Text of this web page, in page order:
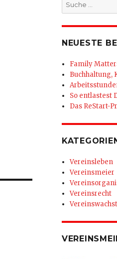
nach:
NEUESTE
Family
Buchhaltung,
So entlastest
Das ReStart-
Vereinsleben
Vereinsmeier
Vereinsrecht